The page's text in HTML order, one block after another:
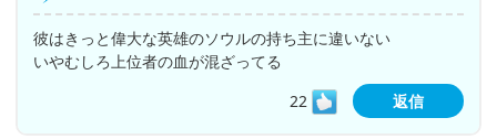
彼はきっと偉大な英雄のソウルの持ち主に違いない
いやむしろ上位者の血が混ざってる
22
返信